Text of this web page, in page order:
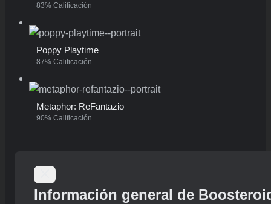
83% Calificación
Poppy Playtime
87% Calificación
Metaphor: ReFantazio
90% Calificación
Información general de